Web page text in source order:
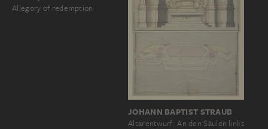
Allegory of redemption
JOHANN BAPTIST STRAUB
Altarentwurf: An den Säulen links